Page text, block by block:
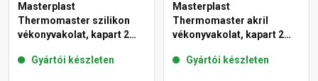
Masterplast
Thermomaster szilikon
vékonyvakolat, kapart 2
Gyártói készleten
Masterplast
Thermomaster akril
vékonyvakolat, kapart 2
Gyártói készleten